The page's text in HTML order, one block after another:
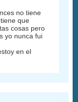
no tiene
que
cosas pero
yo nunca fui
en el